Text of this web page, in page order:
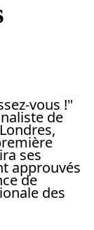
vous !"
de
ses
approuvés
de
des